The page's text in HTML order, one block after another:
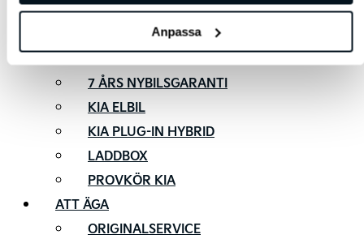
Anpassa
NYA BILAR I LAGER
BEGAGNADE BILAR I LAGER
FINANSIERING
7 ÅRS NYBILSGARANTI
KIA ELBIL
KIA PLUG-IN HYBRID
LADDBOX
PROVKÖR KIA
ATT ÄGA
ORIGINALSERVICE